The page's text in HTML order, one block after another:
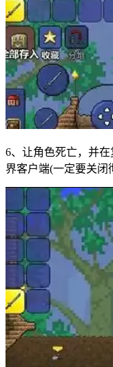
6、让角色死亡，并
界客户端(一定要关闭